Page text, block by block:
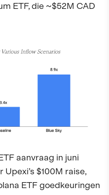
ETF, die ~$52M CAD
aanvraag in juni
$100M raise,
ETF goedkeuringen